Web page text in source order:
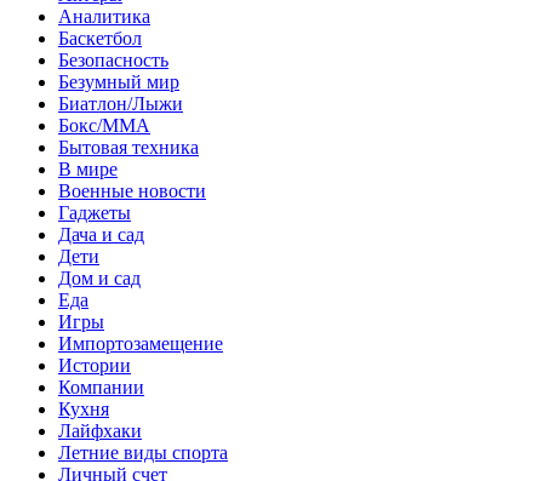
Аналитика
Баскетбол
Безопасность
Безумный мир
Биатлон/Лыжи
Бокс/MMA
Бытовая техника
В мире
Военные новости
Гаджеты
Дача и сад
Дети
Дом и сад
Еда
Игры
Импортозамещение
Истории
Компании
Кухня
Лайфхаки
Летние виды спорта
Личный счет